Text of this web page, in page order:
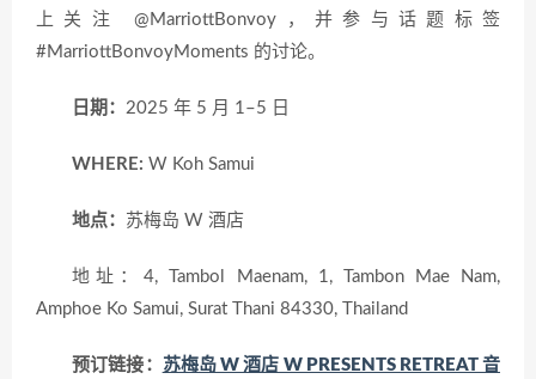
上关注 @MarriottBonvoy，并参与话题标签
#MarriottBonvoyMoments 的讨论。
日期： 2025 年 5 月 1–5 日
WHERE: W Koh Samui
地点： 苏梅岛 W 酒店
地址：4, Tambol Maenam, 1, Tambon Mae Nam,
Amphoe Ko Samui, Surat Thani 84330, Thailand
预订链接： 苏梅岛 W 酒店 W PRESENTS RETREAT 音